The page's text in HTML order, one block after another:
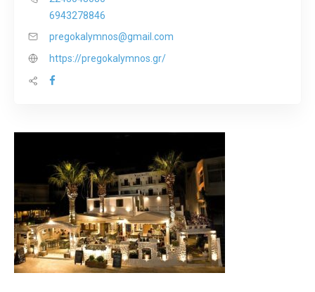
6943278846
pregokalymnos@gmail.com
https://pregokalymnos.gr/